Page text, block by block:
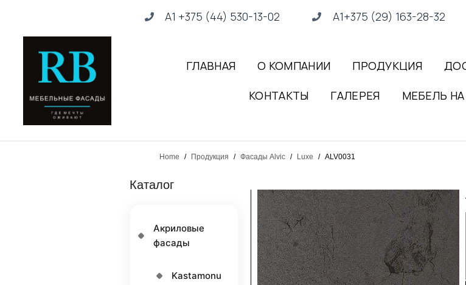
А1 +375 (44) 530-13-02 А1+375 (29) 163-28-32
ГЛАВНАЯ О КОМПАНИИ ПРОДУКЦИЯ
КОНТАКТЫ ГАЛЕРЕЯ МЕБЕЛЬ НА
Home / Продукция / Фасады Alvic / Luxe / ALV0031
Каталог
Акриловые
фасады
Kastamonu